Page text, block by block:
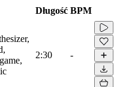
Długość BPM
2:30 -